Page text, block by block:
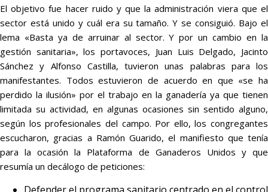
El objetivo fue hacer ruido y que la administración viera que el
sector está unido y cuál era su tamaño. Y se consiguió. Bajo el
lema «Basta ya de arruinar al sector. Y por un cambio en la
gestión sanitaria», los portavoces, Juan Luis Delgado, Jacinto
Sánchez y Alfonso Castilla, tuvieron unas palabras para los
manifestantes. Todos estuvieron de acuerdo en que «se ha
perdido la ilusión» por el trabajo en la ganadería ya que tienen
limitada su actividad, en algunas ocasiones sin sentido alguno,
según los profesionales del campo. Por ello, los congregantes
escucharon, gracias a Ramón Guarido, el manifiesto que tenía
para la ocasión la Plataforma de Ganaderos Unidos y que
resumía un decálogo de peticiones: